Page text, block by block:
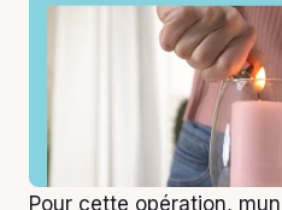
Pour cette opération,